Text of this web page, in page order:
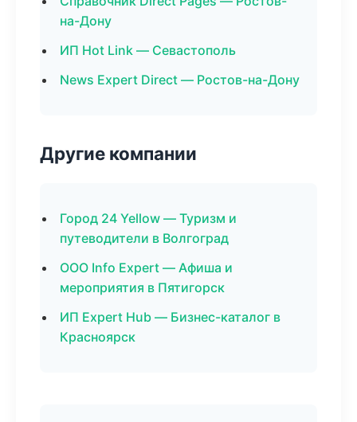
на-Дону
ИП Hot Link — Севастополь
News Expert Direct — Ростов-на-Дону
Другие компании
Город 24 Yellow — Туризм и
путеводители в Волгоград
ООО Info Expert — Афиша и
мероприятия в Пятигорск
ИП Expert Hub — Бизнес-каталог в
Красноярск